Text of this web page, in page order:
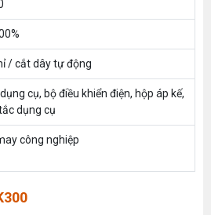
/ cắt dây tự động
cụ, bộ điều khiển điện, hộp áp kế,
dụng cụ
công nghiệp